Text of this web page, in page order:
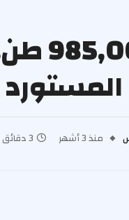
منذ 3 أشهر 3 دقائق